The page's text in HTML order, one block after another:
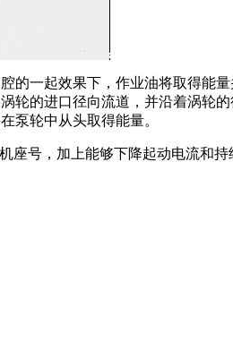
的一起效果下，作业油将取得能
轮的进口径向流道，并沿着涡轮
泵轮中从头取得能量。
号，加上能够下降起动电流和